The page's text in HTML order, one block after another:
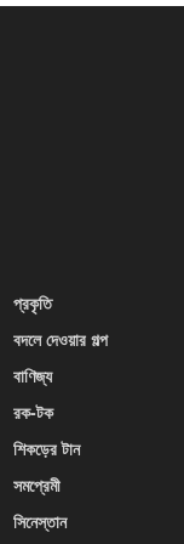
প্রকৃতি
বদলে দেওয়ার গল্প
বাণিজ্য
রক-টক
শিকড়ের টান
সমপ্রেমী
সিনেস্তান